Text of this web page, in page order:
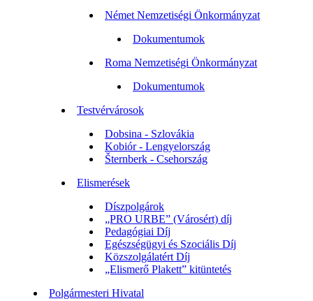
Német Nemzetiségi Önkormányzat
Dokumentumok
Roma Nemzetiségi Önkormányzat
Dokumentumok
Testvérvárosok
Dobsina - Szlovákia
Kobiór - Lengyelország
Šternberk - Csehország
Elismerések
Díszpolgárok
„PRO URBE” (Városért) díj
Pedagógiai Díj
Egészségügyi és Szociális Díj
Közszolgálatért Díj
„Elismerő Plakett” kitüntetés
Polgármesteri Hivatal